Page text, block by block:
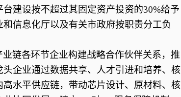
建设按不超过其固定资产投资的30%给予
信息化厅以及有关市政府按职责分工负
业链各环节企业构建战略合作伙伴关系，推
企业通过数据共享、人才引进和培养、核
水平供应链，带动芯片设计、原材料、核